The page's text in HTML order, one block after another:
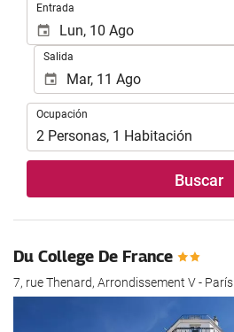
Entrada
Salida
Ocupación
Ocupación
2 Personas, 1 Habitación
Buscar
Du College De France
7, rue Thenard, Arrondissement V - París